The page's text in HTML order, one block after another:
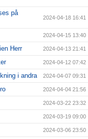
på
2024-04-18 16:41
2024-04-15 13:40
Herr 2024-04-13 21:41
2024-04-12 07:42
i andra 2024-04-07 09:31
2024-04-04 21:56
2024-03-22 23:32
2024-03-19 09:00
2024-03-06 23:50